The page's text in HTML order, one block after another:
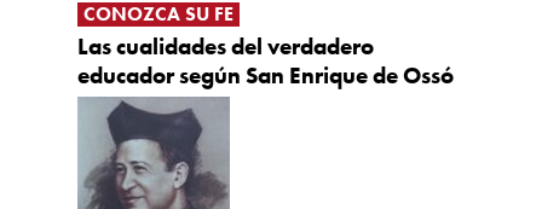
CONOZCA SU FE
Las cualidades del verdadero
educador según San Enrique de Ossó